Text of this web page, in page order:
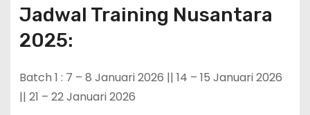
Jadwal Training Nusantara
2025:
Batch 1 : 7 – 8 Januari 2026 || 14 – 15 Januari 2026
|| 21 – 22 Januari 2026